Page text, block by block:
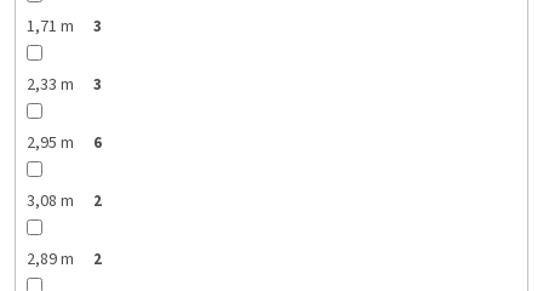
1,71 m 3
2,33 m 3
2,95 m 6
3,08 m 2
2,89 m 2